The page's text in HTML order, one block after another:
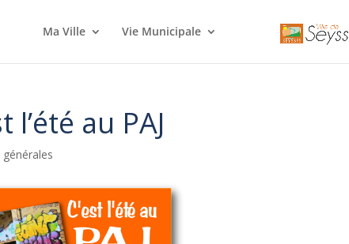
Ma Ville Vie Municipale
l’été au PAJ